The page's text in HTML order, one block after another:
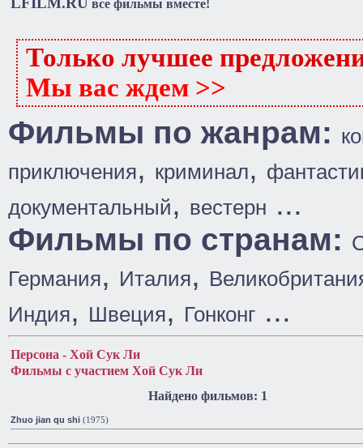
все фильмы вместе!
Только лучшее
Мы вас ждем >>
Фильмы по жанрам:
приключения, криминал,
документальный, вестерн ...
Фильмы по странам:
Германия, Италия,
Индия, Швеция, Гонконг ...
Персона - Хой Сук Ли
Фильмы с участием Хой Сук Ли
Найдено фильмов: 1
Zhuo jian qu shi (1975)